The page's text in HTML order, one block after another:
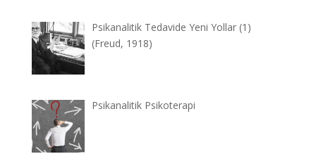
Psikanalitik Tedavide Yeni Yollar (1)
(Freud, 1918)
Psikanalitik Psikoterapi